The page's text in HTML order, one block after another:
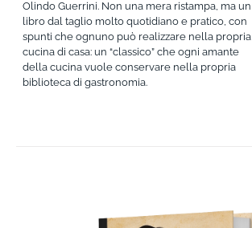
Olindo Guerrini. Non una mera ristampa, ma un
libro dal taglio molto quotidiano e pratico, con
spunti che ognuno può realizzare nella propria
cucina di casa: un “classico” che ogni amante
della cucina vuole conservare nella propria
biblioteca di gastronomia.